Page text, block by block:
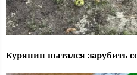
Курянин пытался зарубить